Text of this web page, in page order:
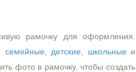
рамочку для оформления.
семейные детские школьные и
фото в рамочку, чтобы создать